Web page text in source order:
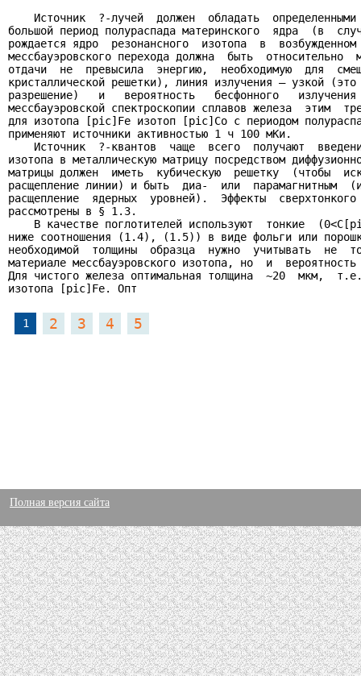
Источник  ?-лучей  должен  обладать
большой период полураспада материнского  ядра  (в
рождается ядро  резонансного  изотопа  в
мессбауэровского перехода должна  быть  относительно
отдачи  не  превысила  энергию,  необходимую  для
кристаллической решетки), линия излучения – узкой (это
разрешение)   и   вероятность   бесфонного
мессбауэровской спектроскопии сплавов железа  этим
для изотопа [pic]Fe изотоп [pic]Co с периодом
применяют источники активностью 1 ч 100 мКи.
Источник  ?-квантов  чаще  всего  получают
изотопа в металлическую матрицу посредством
матрицы должен  иметь  кубическую  решетку  (чтобы
расщепление линии) и быть  диа-  или  парамагнитным
расщепление  ядерных  уровней).  Эффекты
рассмотрены в § 1.3.
В качестве поглотителей используют  тонкие
ниже соотношения (1.4), (1.5)) в виде фольги или
необходимой  толщины  образца  нужно  учитывать  не
материале мессбауэровского изотопа, но  и
Для чистого железа оптимальная толщина  ~20  мкм,
изотопа [pic]Fe. Опт
1 2 3 4 5
Полная версия сайта